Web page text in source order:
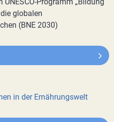
globalen
(BNE 2030)
in der Ernährungswelt